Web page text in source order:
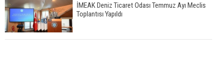
İMEAK Deniz Ticaret Odası Temmuz Ayı Meclis
Toplantısı Yapıldı